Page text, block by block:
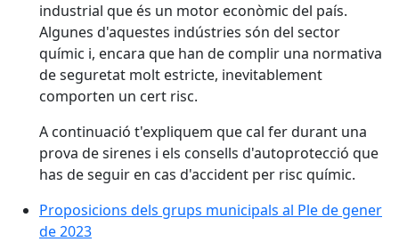
industrial que és un motor econòmic del país.
Algunes d'aquestes indústries són del sector
químic i, encara que han de complir una normativa
de seguretat molt estricte, inevitablement
comporten un cert risc.
A continuació t'expliquem que cal fer durant una
prova de sirenes i els consells d'autoprotecció que
has de seguir en cas d'accident per risc químic.
Proposicions dels grups municipals al Ple de gener
de 2023